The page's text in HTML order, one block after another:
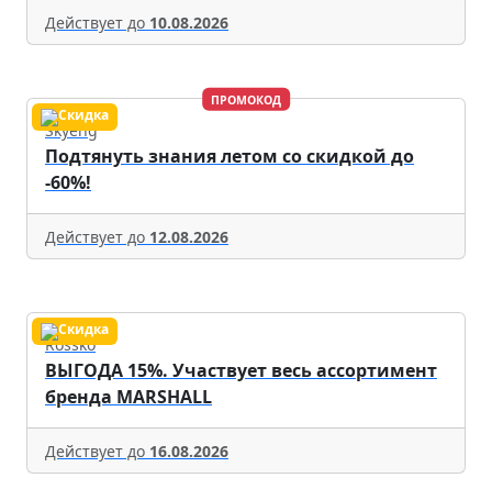
Действует до 10.08.2026
ПРОМОКОД
Skyeng
Подтянуть знания летом со скидкой до
-60%!
Действует до 12.08.2026
Rossko
ВЫГОДА 15%. Участвует весь ассортимент
бренда MARSHALL
Действует до 16.08.2026